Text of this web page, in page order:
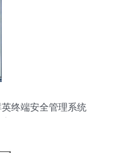
终端安全管理系统